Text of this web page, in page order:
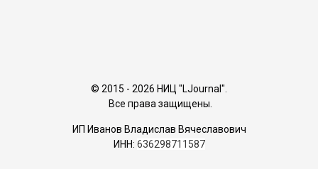
© 2015 - 2026 НИЦ "LJournal".
Все права защищены.
ИП Иванов Владислав Вячеславович
ИНН: 636298711587